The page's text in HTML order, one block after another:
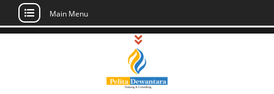
Skip
Main Menu